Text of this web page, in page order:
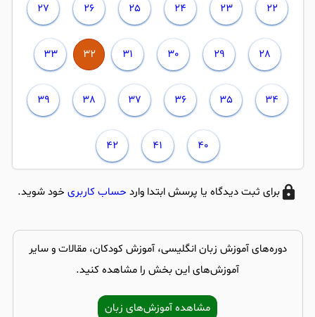
22
23
24
25
26
27
28
29
30
31
32
33
34
35
36
37
38
39
40
41
42
برای ثبت دیدگاه یا پرسش ابتدا وارد حساب کاربری خود شوید.
دوره‌های آموزش زبان انگلیسی، آموزش کودکان، مقالات و سایر
آموزش‌های این بخش را مشاهده کنید.
مشاهده آموزش‌های زبان